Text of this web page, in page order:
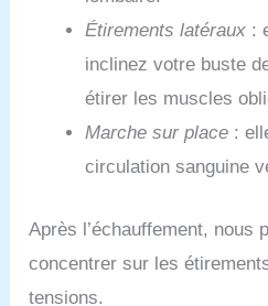
Étirements latéraux :
inclinez votre buste
étirer les muscles
Marche sur place :
circulation sanguine
Après l’échauffement, nous
concentrer sur les
tensions.